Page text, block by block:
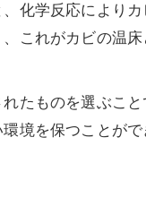
化学反応により
これがカビの温床
たものを選ぶこと
境を保つことがで